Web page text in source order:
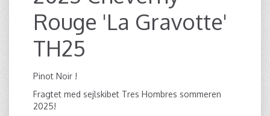
Rouge 'La Gravotte'
TH25
Pinot Noir !
Fragtet med sejlskibet Tres Hombres sommeren
2025!